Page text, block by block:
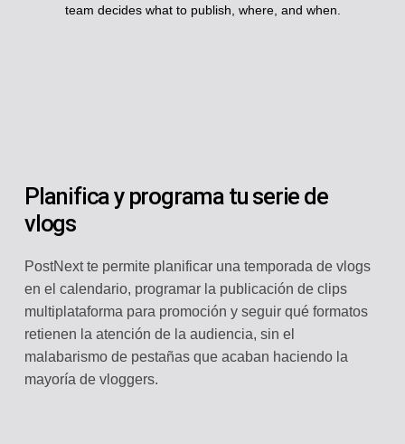
team decides what to publish, where, and when.
Planifica y programa tu serie de
vlogs
PostNext te permite planificar una temporada de vlogs
en el calendario, programar la publicación de clips
multiplataforma para promoción y seguir qué formatos
retienen la atención de la audiencia, sin el
malabarismo de pestañas que acaban haciendo la
mayoría de vloggers.